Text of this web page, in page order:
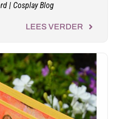
| Cosplay Blog
LEES VERDER